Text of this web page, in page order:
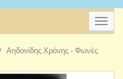
Αηδονίδης Χρόνης - Φωνές